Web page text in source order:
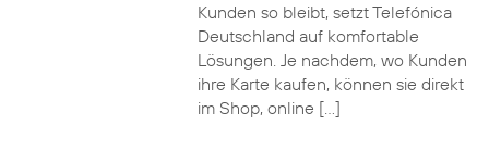
Kunden so bleibt, setzt Telefónica
Deutschland auf komfortable
Lösungen. Je nachdem, wo Kunden
ihre Karte kaufen, können sie direkt
im Shop, online […]